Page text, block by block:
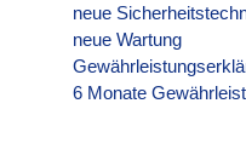
neue
neue Wartung
6 Monate